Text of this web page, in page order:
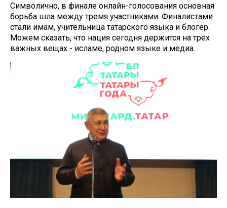
Символично, в финале онлайн-голосования основная
борьба шла между тремя участниками. Финалистами
стали имам, учительница татарского языка и блогер.
Можем сказать, что нация сегодня держится на трех
важных вещах - исламе, родном языке и медиа.